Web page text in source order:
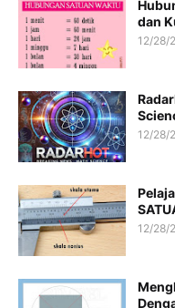
dan
12/28/
12/28/
12/28/